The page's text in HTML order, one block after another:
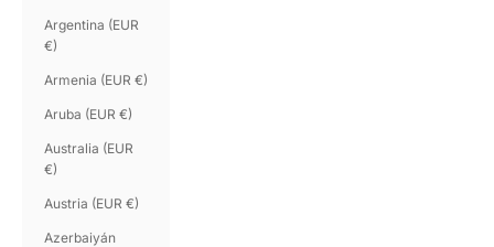
Argentina (EUR
€)
Armenia (EUR €)
Aruba (EUR €)
Australia (EUR
€)
Austria (EUR €)
Azerbaiyán